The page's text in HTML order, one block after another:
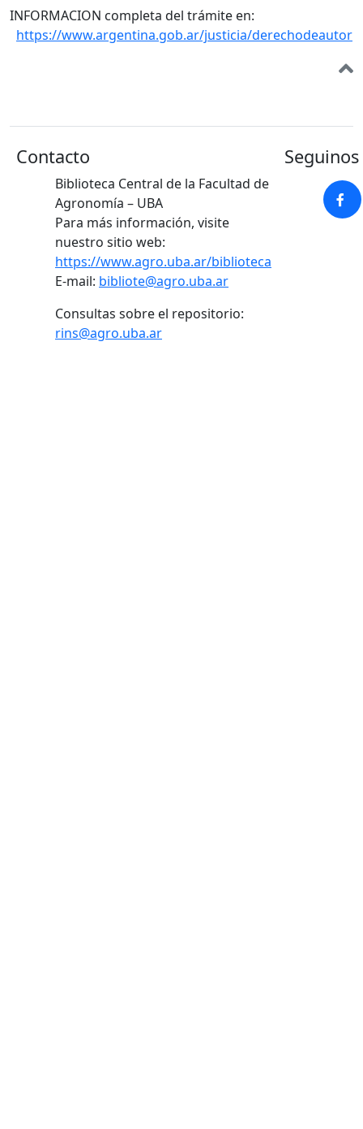
INFORMACION completa del trámite en:
https://www.argentina.gob.ar/justicia/derechodeautor
Contacto
Biblioteca Central de la Facultad de
Agronomía – UBA
Para más información, visite
nuestro sitio web:
https://www.agro.uba.ar/biblioteca
E-mail: bibliote@agro.uba.ar
Consultas sobre el repositorio:
rins@agro.uba.ar